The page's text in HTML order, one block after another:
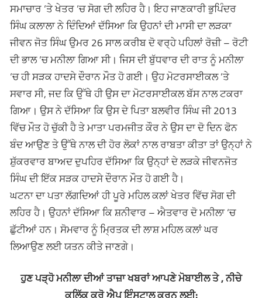
ਸਮਾਚਾਰ ‘ਤੇ ਖੇਤਰ ‘ਚ ਸੋਗ ਦੀ ਲਹਿਰ ਹੈ। ਇਹ ਜਾਣਕਾਰੀ ਭੁਪਿੰਦਰ
ਸਿੰਘ ਕਲਾਲਾ ਨੇ ਦਿੰਦਿਆਂ ਦੱਸਿਆ ਕਿ ਉਹਨਾਂ ਦੀ ਮਾਸੀ ਦਾ ਲੜਕਾ
ਜੀਵਨ ਜੋਤ ਸਿੰਘ ਉਮਰ 26 ਸਾਲ ਕਰੀਬ ਦੋ ਵਰ੍ਹੇ ਪਹਿਲਾਂ ਰੋਜ਼ੀ – ਰੋਟੀ
ਦੀ ਭਾਲ ‘ਚ ਮਨੀਲਾ ਗਿਆ ਸੀ। ਜਿਸ ਦੀ ਬੁੱਧਵਾਰ ਦੀ ਰਾਤ ਨੂੰ ਮਨੀਲਾ
‘ਚ ਹੀ ਸੜਕ ਹਾਦਸੇ ਦੌਰਾਨ ਮੌਤ ਹੋ ਗਈ। ਉਹ ਮੋਟਰਸਾਈਕਲ ‘ਤੇ
ਸਵਾਰ ਸੀ, ਜਦ ਕਿ ਉੱਥੇ ਹੀ ਉਸ ਦਾ ਮੋਟਰਸਾਈਕਲ ਬੱਸ ਨਾਲ ਟਕਰਾ
ਗਿਆ। ਉਸ ਨੇ ਦੱਸਿਆ ਕਿ ਉਸ ਦੇ ਪਿਤਾ ਬਲਵੀਰ ਸਿੰਘ ਜੀ 2013
ਵਿੱਚ ਮੌਤ ਹੋ ਚੁੱਕੀ ਹੈ ਤੇ ਮਾਤਾ ਪਰਮਜੀਤ ਕੌਰ ਨੇ ਉਸ ਦਾ ਦੋ ਦਿਨ ਫੋਨ
ਬੰਦ ਆਉਣ ਤੇ ਉੱਥੇ ਨਾਲ ਦੀ ਹੋਰ ਲੋਕਾਂ ਨਾਲ ਰਾਬਤਾ ਕੀਤਾ ਤਾਂ ਉਨ੍ਹਾਂ ਨੇ
ਸ਼ੁੱਕਰਵਾਰ ਬਾਅਦ ਦੁਪਹਿਰ ਦੱਸਿਆ ਕਿ ਉਨ੍ਹਾਂ ਦੇ ਲੜਕੇ ਜੀਵਨਜੋਤ
ਸਿੰਘ ਦੀ ਇੱਕ ਸੜਕ ਹਾਦਸੇ ਦੌਰਾਨ ਮੌਤ ਹੋ ਗਈ ਹੈ।
ਘਟਨਾ ਦਾ ਪਤਾ ਲੱਗਦਿਆਂ ਹੀ ਪੂਰੇ ਮਹਿਲ ਕਲਾਂ ਖੇਤਰ ਵਿੱਚ ਸੋਗ ਦੀ
ਲਹਿਰ ਹੈ। ਉਹਨਾਂ ਦੱਸਿਆ ਕਿ ਸ਼ਨੀਵਾਰ – ਐਤਵਾਰ ਦੋ ਮਨੀਲਾ ‘ਚ
ਛੁੱਟੀਆਂ ਹਨ। ਸੋਮਵਾਰ ਨੂੰ ਮ੍ਰਿਤਕ ਦੀ ਲਾਸ਼ ਮਹਿਲ ਕਲਾਂ ਘਰ
ਲਿਆਉਣ ਲਈ ਯਤਨ ਕੀਤੇ ਜਾਣਗੇ।
ਹੁਣ ਪੜ੍ਹੋ ਮਨੀਲਾ ਦੀਆਂ ਤਾਜ਼ਾ ਖਬਰਾਂ ਆਪਣੇ ਮੋਬਾਈਲ ਤੇ , ਨੀਚੇ